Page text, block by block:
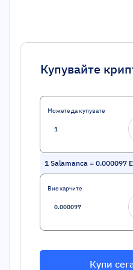
Купувайте
Можете да купувате
1 Salamanca = 0.000097
Вие харчите
Купи